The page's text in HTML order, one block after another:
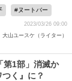
ヌートバー
2023/03/26 09:00
大山ユースケ（ライター）
第1部」消滅か
く』に？